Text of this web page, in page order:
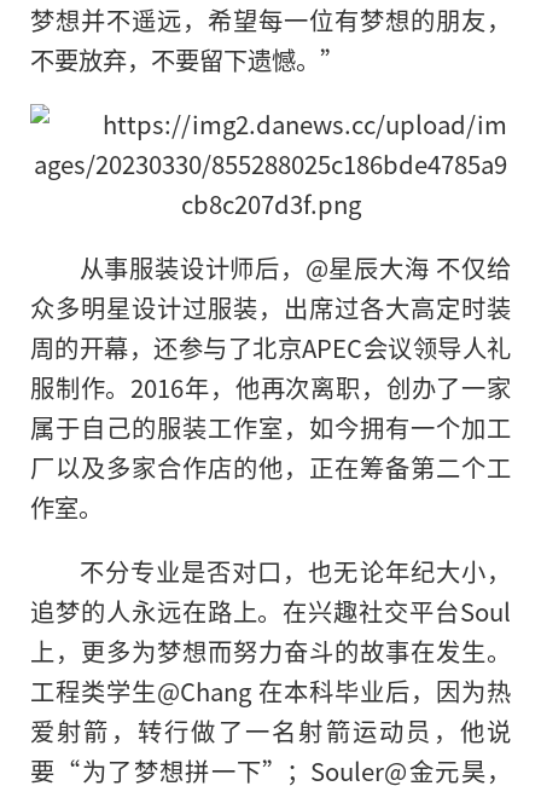
梦想并不遥远，希望每一位有梦想的朋友，
不要放弃，不要留下遗憾。”
从事服装设计师后，@星辰大海 不仅给
众多明星设计过服装，出席过各大高定时装
周的开幕，还参与了北京APEC会议领导人礼
服制作。2016年，他再次离职，创办了一家
属于自己的服装工作室，如今拥有一个加工
厂以及多家合作店的他，正在筹备第二个工
作室。
不分专业是否对口，也无论年纪大小，
追梦的人永远在路上。在兴趣社交平台Soul
上，更多为梦想而努力奋斗的故事在发生。
工程类学生@Chang 在本科毕业后，因为热
爱射箭，转行做了一名射箭运动员，他说
要“为了梦想拼一下”；Souler@金元昊，